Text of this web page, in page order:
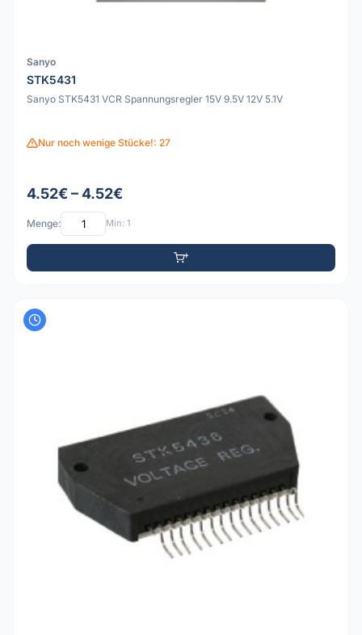
Sanyo
STK5431
Sanyo STK5431 VCR Spannungsregler 15V 9.5V 12V 5.1V
Nur noch wenige Stücke!: 27
4.52€ – 4.52€
Menge: Min: 1